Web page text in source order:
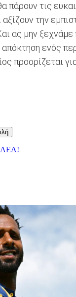
πάρουν τις
την
ας μην
ενός
προορίζεται
ΑΕΛ!